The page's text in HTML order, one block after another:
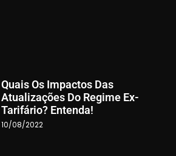
Quais Os Impactos Das
Atualizações Do Regime Ex-
Tarifário? Entenda!
10/08/2022